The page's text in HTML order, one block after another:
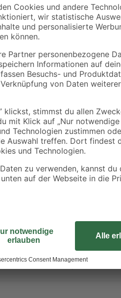
Ø 20
Solar-
x 11,5 cm
9,99 €
Diese smarte Lampe in
einstellbare Lichtfarben von
Farbsteuerung mit rund 16
oder Sprachsteuerung
Home und weiteren Matter-
Lebensdauer von bis zu
Halogenlampen. Geeignet
nicht berühren, wenn sie